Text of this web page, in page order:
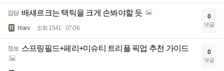
잡담 배섀르크는 택틱을 크게 손봐야할 듯
Harv 조회 1541 07-06
0
댓글
정보 스프링필드+페리+미슈티 트리플 픽업 추천 가이드 0
댓글